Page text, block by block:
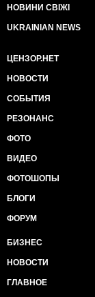
НОВИНИ СВІЖІ
UKRAINIAN NEWS
ЦЕНЗОР.НЕТ
НОВОСТИ
СОБЫТИЯ
РЕЗОНАНС
ФОТО
ВИДЕО
ФОТОШОПЫ
БЛОГИ
ФОРУМ
БИЗНЕС
НОВОСТИ
ГЛАВНОЕ